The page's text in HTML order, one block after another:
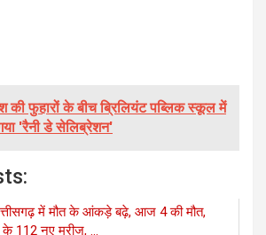
की फुहारों के बीच ब्रिलियंट पब्लिक स्कूल में
'रैनी डे सेलिब्रेशन'